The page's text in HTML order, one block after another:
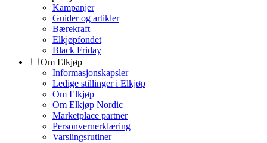
Kampanjer
Guider og artikler
Bærekraft
Elkjøpfondet
Black Friday
Om Elkjøp
Informasjonskapsler
Ledige stillinger i Elkjøp
Om Elkjøp
Om Elkjøp Nordic
Marketplace partner
Personvernerklæring
Varslingsrutiner